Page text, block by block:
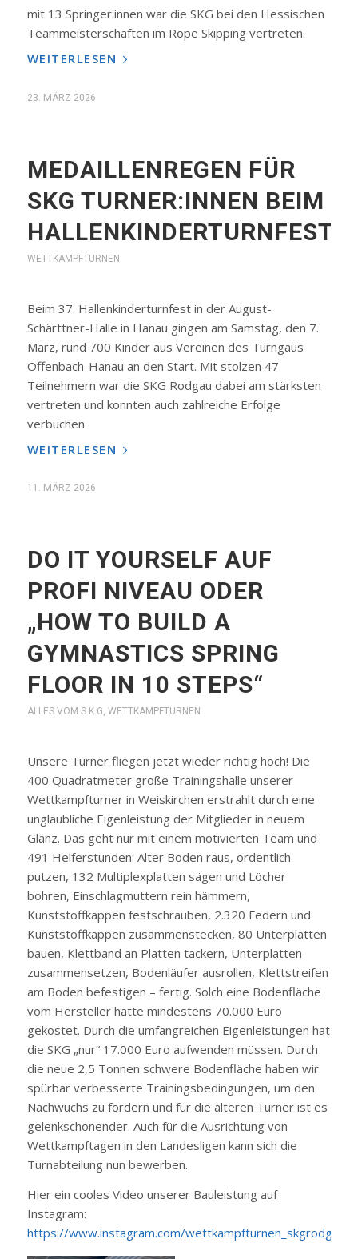
mit 13 Springer:innen war die SKG bei den Hessischen
Teammeisterschaften im Rope Skipping vertreten.
WEITERLESEN
23. MÄRZ 2026
MEDAILLENREGEN FÜR
SKG TURNER:INNEN BEIM
HALLENKINDERTURNFEST
WETTKAMPFTURNEN
Beim 37. Hallenkinderturnfest in der August-
Schärttner-Halle in Hanau gingen am Samstag, den 7.
März, rund 700 Kinder aus Vereinen des Turngaus
Offenbach-Hanau an den Start. Mit stolzen 47
Teilnehmern war die SKG Rodgau dabei am stärksten
vertreten und konnten auch zahlreiche Erfolge
verbuchen.
WEITERLESEN
11. MÄRZ 2026
DO IT YOURSELF AUF
PROFI NIVEAU ODER
„HOW TO BUILD A
GYMNASTICS SPRING
FLOOR IN 10 STEPS“
ALLES VOM S.K.G, WETTKAMPFTURNEN
Unsere Turner fliegen jetzt wieder richtig hoch! Die
400 Quadratmeter große Trainingshalle unserer
Wettkampfturner in Weiskirchen erstrahlt durch eine
unglaubliche Eigenleistung der Mitglieder in neuem
Glanz. Das geht nur mit einem motivierten Team und
491 Helferstunden: Alter Boden raus, ordentlich
putzen, 132 Multiplexplatten sägen und Löcher
bohren, Einschlagmuttern rein hämmern,
Kunststoffkappen festschrauben, 2.320 Federn und
Kunststoffkappen zusammenstecken, 80 Unterplatten
bauen, Klettband an Platten tackern, Unterplatten
zusammensetzen, Bodenläufer ausrollen, Klettstreifen
am Boden befestigen – fertig. Solch eine Bodenfläche
vom Hersteller hätte mindestens 70.000 Euro
gekostet. Durch die umfangreichen Eigenleistungen hat
die SKG „nur“ 17.000 Euro aufwenden müssen. Durch
die neue 2,5 Tonnen schwere Bodenfläche haben wir
spürbar verbesserte Trainingsbedingungen, um den
Nachwuchs zu fördern und für die älteren Turner ist es
gelenkschonender. Auch für die Ausrichtung von
Wettkampftagen in den Landesligen kann sich die
Turnabteilung nun bewerben.
Hier ein cooles Video unserer Bauleistung auf
Instagram:
https://www.instagram.com/wettkampfturnen_skgrodgau/